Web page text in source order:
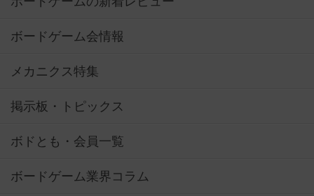
ボードゲーム会情報
メカニクス特集
掲示板・トピックス
ボドとも・会員一覧
ボードゲーム業界コラム